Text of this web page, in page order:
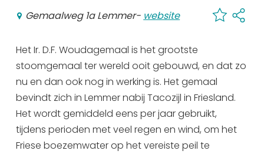
Arrangementen
De Friese meren
Other languages
UITagenda
Routes
Gemaalweg 1a Lemmer- website
Het Ir. D.F. Woudagemaal is het grootste
stoomgemaal ter wereld ooit gebouwd, en dat zo
nu en dan ook nog in werking is. Het gemaal
bevindt zich in Lemmer nabij Tacozijl in Friesland.
Het wordt gemiddeld eens per jaar gebruikt,
tijdens perioden met veel regen en wind, om het
Friese boezemwater op het vereiste peil te